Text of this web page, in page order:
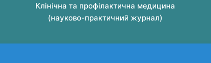
Клінічна та профілактична медицина
(науково-практичний журнал)